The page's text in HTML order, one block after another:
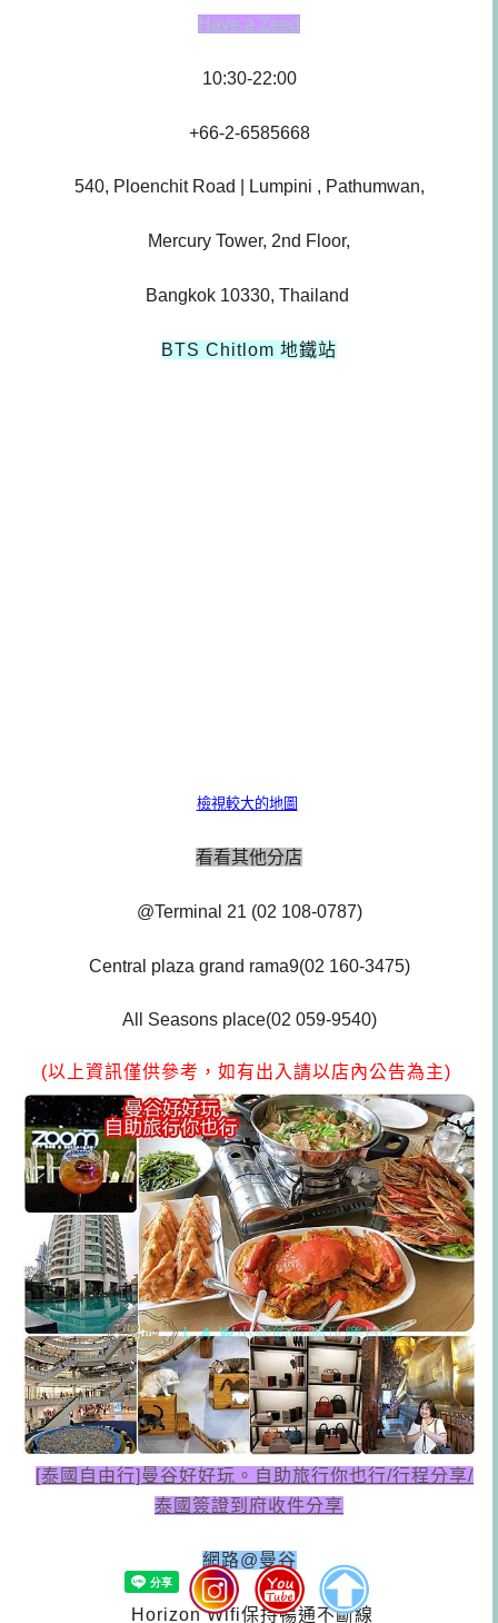
Have a Zeed
10:30-22:00
+66-2-6585668
540, Ploenchit Road | Lumpini , Pathumwan,
Mercury Tower, 2nd Floor,
Bangkok 10330, Thailand
BTS Chitlom 地鐵站
檢視較大的地圖
看看其他分店
@Terminal 21 (02 108-0787)
Central plaza grand rama9(02 160-3475)
All Seasons place(02 059-9540)
(以上資訊僅供參考，如有出入請以店內公告為主)
[泰國自由行]曼谷好好玩。自助旅行你也行/行程分享/
泰國簽證到府收件分享
網路@曼谷
Horizon Wifi保持暢通不斷線